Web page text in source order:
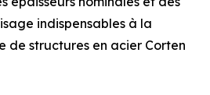
indispensables à la
de structures en acier Corten